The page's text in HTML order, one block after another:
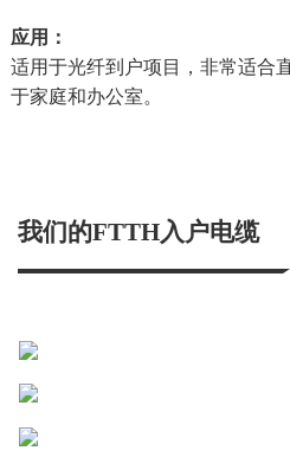
应用：
适用于光纤到户项目，非常适合
于家庭和办公室。
我们的FTTH入户电缆